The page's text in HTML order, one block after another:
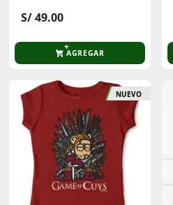
S/ 49.00
AGREGAR
NUEVO